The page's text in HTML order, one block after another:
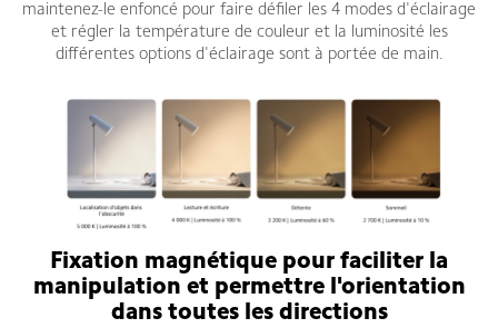
maintenez-le enfoncé pour faire défiler les 4 modes d'éclairage
et régler la température de couleur et la luminosité les
différentes options d'éclairage sont à portée de main.
Fixation magnétique pour faciliter la
manipulation et permettre l'orientation
dans toutes les directions